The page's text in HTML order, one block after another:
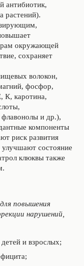
антибиотик,
растений).
окружающей
сохраняет
волокон,
фосфор,
К, каротина,
и др.),
компоненты
риск развития
улучшают состояние
клюквы также
повышения
нарушений,
и взрослых;